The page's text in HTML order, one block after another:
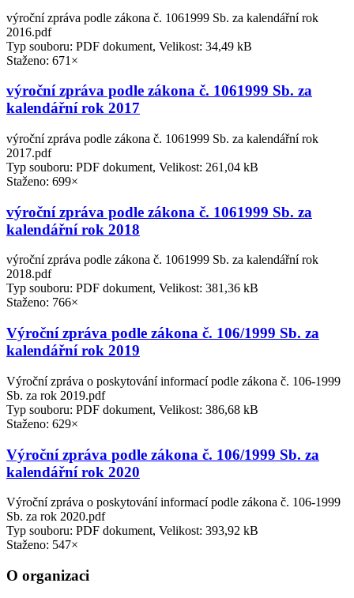
výroční zpráva podle zákona č. 1061999 Sb. za kalendářní rok
2016.pdf
Typ souboru: PDF dokument, Velikost: 34,49 kB
Staženo: 671×
výroční zpráva podle zákona č. 1061999 Sb. za
kalendářní rok 2017
výroční zpráva podle zákona č. 1061999 Sb. za kalendářní rok
2017.pdf
Typ souboru: PDF dokument, Velikost: 261,04 kB
Staženo: 699×
výroční zpráva podle zákona č. 1061999 Sb. za
kalendářní rok 2018
výroční zpráva podle zákona č. 1061999 Sb. za kalendářní rok
2018.pdf
Typ souboru: PDF dokument, Velikost: 381,36 kB
Staženo: 766×
Výroční zpráva podle zákona č. 106/1999 Sb. za
kalendářní rok 2019
Výroční zpráva o poskytování informací podle zákona č. 106-1999
Sb. za rok 2019.pdf
Typ souboru: PDF dokument, Velikost: 386,68 kB
Staženo: 629×
Výroční zpráva podle zákona č. 106/1999 Sb. za
kalendářní rok 2020
Výroční zpráva o poskytování informací podle zákona č. 106-1999
Sb. za rok 2020.pdf
Typ souboru: PDF dokument, Velikost: 393,92 kB
Staženo: 547×
O organizaci